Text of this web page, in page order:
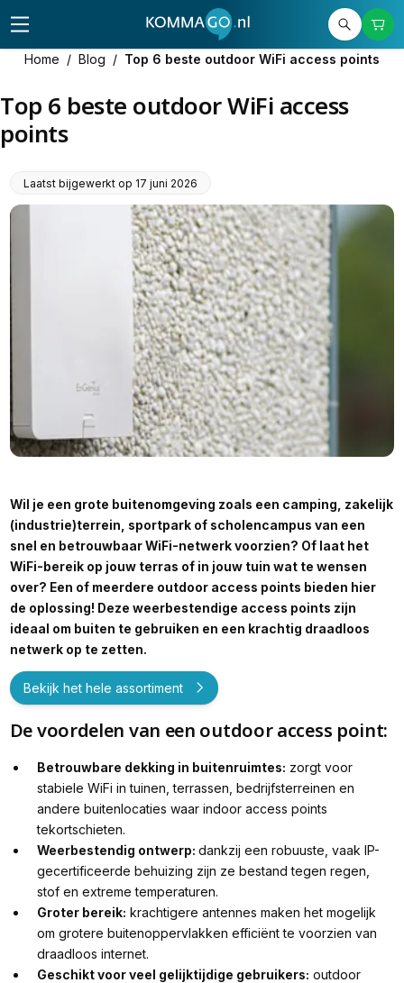
Home / Blog / Top 6 beste outdoor WiFi access points
Top 6 beste outdoor WiFi access
points
Laatst bijgewerkt op 17 juni 2026
Wil je een grote buitenomgeving zoals een camping, zakelijk
(industrie)terrein, sportpark of scholencampus van een
snel en betrouwbaar WiFi-netwerk voorzien? Of laat het
WiFi-bereik op jouw terras of in jouw tuin wat te wensen
over? Een of meerdere outdoor access points bieden hier
de oplossing! Deze weerbestendige access points zijn
ideaal om buiten te gebruiken en een krachtig draadloos
netwerk op te zetten.
Bekijk het hele assortiment
De voordelen van een outdoor access point:
Betrouwbare dekking in buitenruimtes: zorgt voor
stabiele WiFi in tuinen, terrassen, bedrijfsterreinen en
andere buitenlocaties waar indoor access points
tekortschieten.
Weerbestendig ontwerp:dankzij een robuuste, vaak IP-
gecertificeerde behuizing zijn ze bestand tegen regen,
stof en extreme temperaturen.
Groter bereik: krachtigere antennes maken het mogelijk
om grotere buitenoppervlakken efficiënt te voorzien van
draadloos internet.
Geschikt voor veel gelijktijdige gebruikers: outdoor